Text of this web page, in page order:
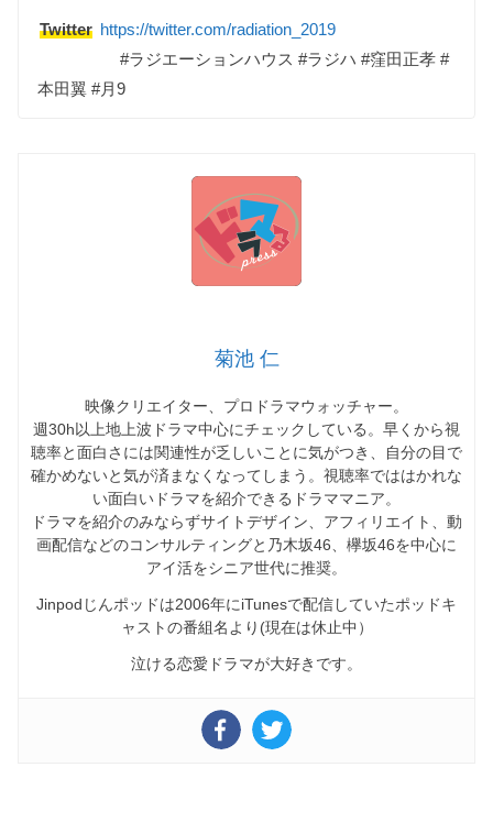
Twitter https://twitter.com/radiation_2019
#ラジエーションハウス #ラジハ #窪田正孝 #
本田翼 #月9
菊池 仁
映像クリエイター、プロドラマウォッチャー。
週30h以上地上波ドラマ中心にチェックしている。早くから視
聴率と面白さには関連性が乏しいことに気がつき、自分の目で
確かめないと気が済まなくなってしまう。視聴率でははかれな
い面白いドラマを紹介できるドラママニア。
ドラマを紹介のみならずサイトデザイン、アフィリエイト、動
画配信などのコンサルティングと乃木坂46、欅坂46を中心に
アイ活をシニア世代に推奨。
Jinpodじんポッドは2006年にiTunesで配信していたポッドキ
ャストの番組名より(現在は休止中）
泣ける恋愛ドラマが大好きです。